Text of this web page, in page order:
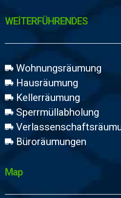
WEİTERFÜHRENDES
Wohnungsräumung
Hausräumung
Kellerräumung
Sperrmüllabholung
Büroräumungen
Map